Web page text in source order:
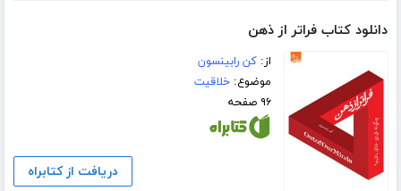
دانلود کتاب فراتر از ذهن
از:کن رابینسون
موضوع:خلاقیت
۹۶ صفحه
دریافت از کتابراه